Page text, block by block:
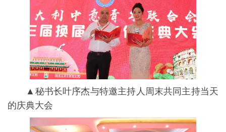
▲秘书长叶序杰与特邀主持人周末共同主持当天
的庆典大会